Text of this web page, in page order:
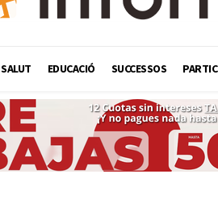
SALUT EDUCACIÓ SUCCESSOS